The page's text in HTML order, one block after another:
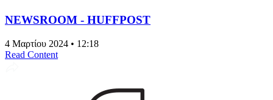
NEWSROOM - HUFFPOST
4 Μαρτίου 2024 • 12:18
Read Content